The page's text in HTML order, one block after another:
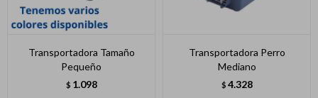
Transportadora Tamaño
Pequeño
$ 1.098
Transportadora Perro
Mediano
$ 4.328